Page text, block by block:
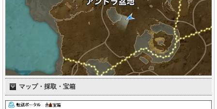
マップ・採取・宝箱